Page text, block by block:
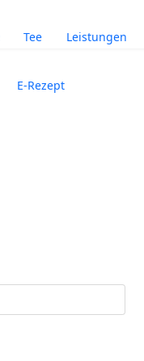
Tee Leistungen
E-Rezept